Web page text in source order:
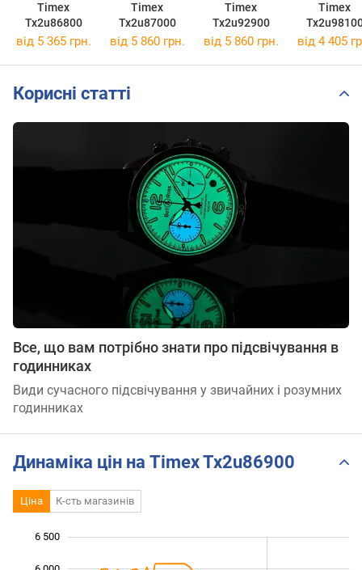
Timex
Tx2u86800
Timex
Tx2u87000
Timex
Tx2u92900
Timex
від 5 365 грн. від 5 860 грн. від 5 860 грн. від 4 405
Корисні статті
Все, що вам потрібно знати про підсвічування в
годинниках
Види сучасного підсвічування у звичайних і розумних
годинниках
Динаміка цін на Timex Tx2u86900
Ціна К-сть магазинів
6 500